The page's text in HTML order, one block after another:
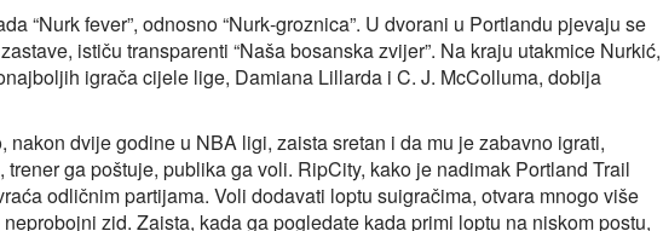
“Nurk fever”, odnosno “Nurk‑groznica”. U dvorani u Portlandu pjevaju se
ističu transparenti “Naša bosanska zvijer”. Na kraju utakmice Nurkić,
igrača cijele lige, Damiana Lillarda i C. J. McColluma, dobija
nakon dvije godine u NBA ligi, zaista sretan i da mu je zabavno igrati,
ga poštuje, publika ga voli. RipCity, kako je nadimak Portland Trail
odličnim partijama. Voli dodavati loptu suigračima, otvara mnogo više
zid. Zaista, kada ga pogledate kada primi loptu na niskom postu,